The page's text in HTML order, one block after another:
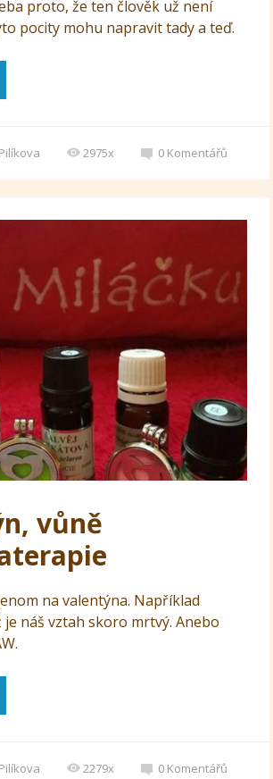
proto, že ten člověk už není
pocity mohu napravit tady a teď.
2975x 0 Komentářů
vůně
na valentýna. Například
je náš vztah skoro mrtvý. Anebo
2279x 0 Komentářů